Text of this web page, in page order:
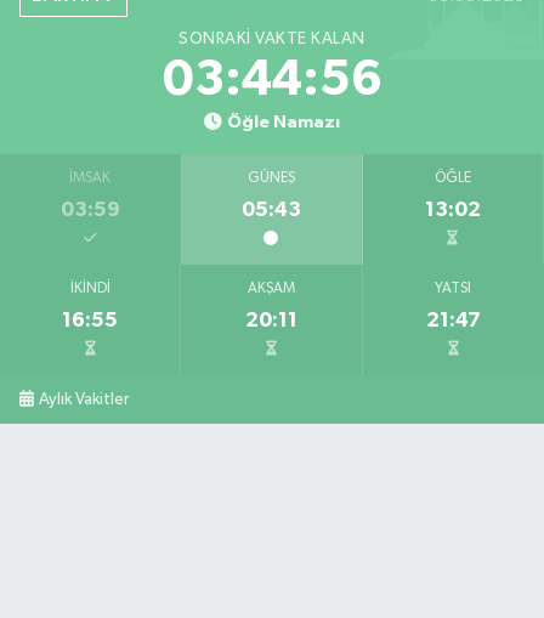
0 (378) 227 85 45
SONRAKI VAKTE KALAN
03:44:54
Öğle Namazı
İMSAK
03:59
GÜNEŞ
05:43
ÖĞLE
13:02
İKINDI
16:55
AKŞAM
20:11
YATSI
21:47
Aylık Vakitler